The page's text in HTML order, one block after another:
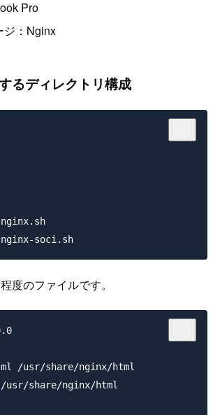
Pro
ジ：Nginx
るディレクトリ構成
度のファイルです。
/usr/share/nginx/html
/usr/share/nginx/html